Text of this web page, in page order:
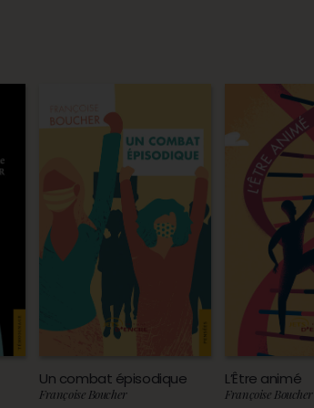
Un combat épisodique
Françoise Boucher
L’Être animé
Françoise Boucher